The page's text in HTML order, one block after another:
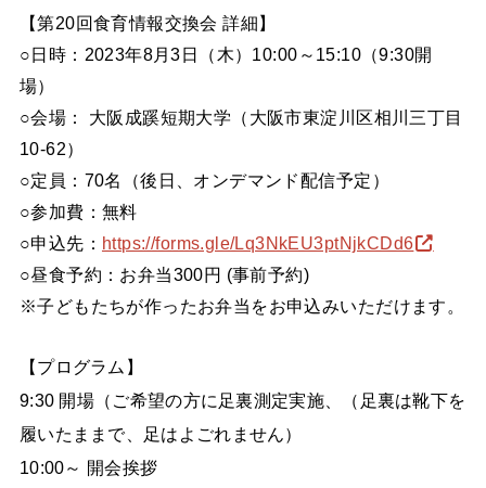
【第20回食育情報交換会 詳細】
○日時：2023年8月3日（木）10:00～15:10（9:30開
場）
○会場： 大阪成蹊短期大学（大阪市東淀川区相川三丁目
10-62）
○定員：70名（後日、オンデマンド配信予定）
○参加費：無料
○申込先： https://forms.gle/Lq3NkEU3ptNjkCDd6
○昼食予約：お弁当300円 (事前予約)
※子どもたちが作ったお弁当をお申込みいただけます。
【プログラム】
9:30 開場（ご希望の方に足裏測定実施、（足裏は靴下を
履いたままで、足はよごれません）
10:00～ 開会挨拶